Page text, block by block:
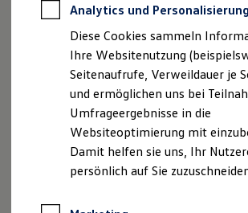
Professional Class bei
Behörden
Direktkunden
Sonderfahrzeuge
Anpfiff zum Gewinn
Elektromobilität
Elektroautos
ID. Tutorials
Elektrofahrzeugkonzepte
ID. EVERY1
Reichweite
Analytics und Personalisierung
Diese Cookies sammeln
Ihre Websitenutzung
Seitenaufrufe, Verweildauer je
und ermöglichen uns bei
Umfrageergebnisse in die
Websiteoptimierung mit
Damit helfen sie uns, Ihr
persönlich auf Sie